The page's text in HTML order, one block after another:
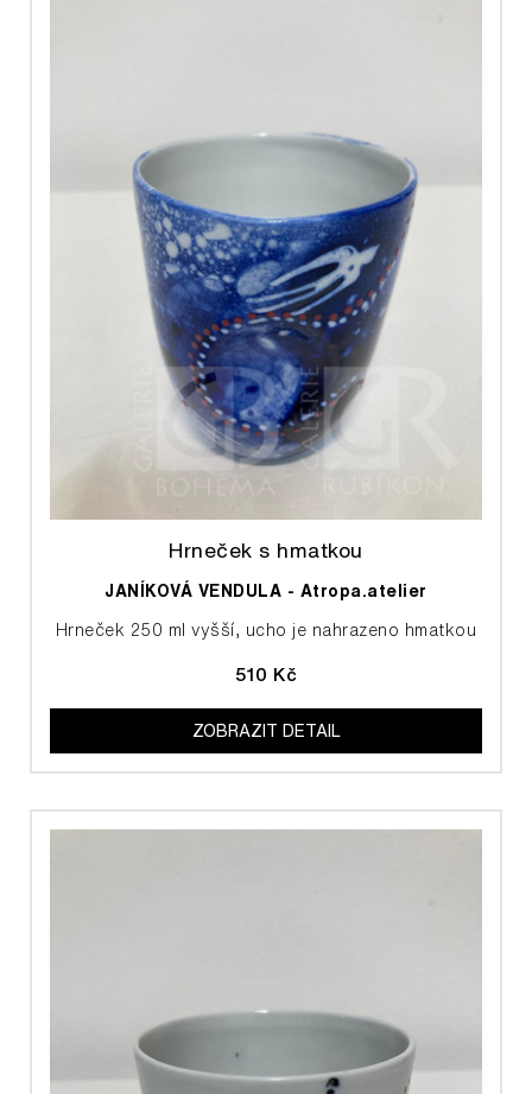
Hrneček s hmatkou
JANÍKOVÁ VENDULA - Atropa.atelier
Hrneček 250 ml vyšší, ucho je nahrazeno hmatkou
510 Kč
ZOBRAZIT DETAIL